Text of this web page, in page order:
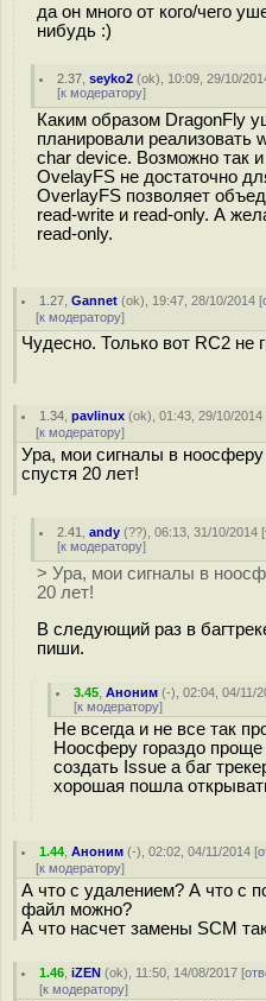
да он много от кого/чего
нибудь :)
2.37 ,seyko2 (ok), 10:09, 29/10/
[к модератору]
Каким образом DragonFly
планировали реализовать
char device. Возможно так
OvelayFS не достаточно
OverlayFS позволяет
read-write и read-only. А
read-only.
1.27 ,Gannet (ok), 19:47, 28/10/2014 [
[к модератору]
Чудесно. Только вот RC2 не
1.34 ,pavlinux (ok), 01:43, 29/10/2014
[к модератору]
Ура, мои сигналы в ноосферу
спустя 20 лет!
2.41 ,andy (??), 06:13, 31/10/2014 [
[к модератору]
> Ура, мои сигналы в
20 лет!
В следующий раз в
пиши.
3.45 ,Аноним (-), 02:04, 04/11/
[к модератору]
Не всегда и не все так
Ноосферу гораздо проще
создать Issue а баг
хорошая пошла
1.44 ,Аноним (-), 02:02, 04/11/2014 [
[к модератору]
А что с удалением? А что с
файл можно?
А что насчет замены SCM
1.46 ,iZEN (ok), 11:50, 14/08/2017 [
[к модератору]